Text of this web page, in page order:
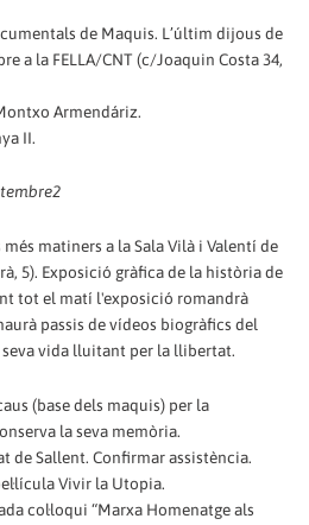
de Maquis. L’últim dijous de
a la FELLA/CNT (c/Joaquin Costa 34,
Armendáriz.
II.
2
matiners a la Sala Vilà i Valentí de
5). Exposició gràfica de la història de
tot el matí l'exposició romandrà
passis de vídeos biogràfics del
vida lluitant per la llibertat.
(base dels maquis) per la
la seva memòria.
de Sallent. Confirmar assistència.
Vivir la Utopia.
col·loqui “Marxa Homenatge als